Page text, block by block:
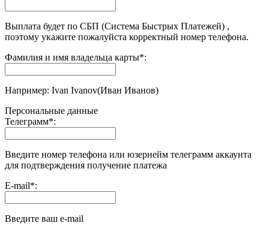
Выплата будет по СБП (Система Быстрых Платежей) ,
поэтому укажите пожалуйста корректный номер телефона.
Фамилия и имя владельца карты*:
Например: Ivan Ivanov(Иван Иванов)
Персональные данные
Телеграмм*:
Введите номер телефона или юзернейм телеграмм аккаунта
для подтверждения получение платежа
E-mail*:
Введите ваш e-mail